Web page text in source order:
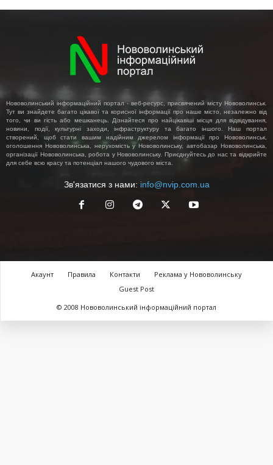
Нововолинський інформаційний портал - веб-ресурс, присвячений місту Нововолинськ.
Тут ви знайдете багато цікавої та корисної інформації про наше місто, незалежно від
того, чи ви гість або мешканець. Дізнайтеся про найцікавіші місця для відвідування,
новини, події, культурні заходи, інфраструктуру та багато іншого. Наш портал
створений, щоб стати вашим надійним джерелом інформації про Нововолинськ,
оголошення Нововолинська, нерухомість у Нововолинську, автобазар Нововолинська,
організації Нововолинська, робота у Нововолинську. Приєднуйтесь до нас та відкрийте
для себе всю красу та потенціал нашого чудового міста.
Зв'язатися з нами: info@nvip.com.ua
Акаунт Правила Контакти
Реклама у Нововолинську
Guest Post
© 2008 Нововолинський інформаційний портал